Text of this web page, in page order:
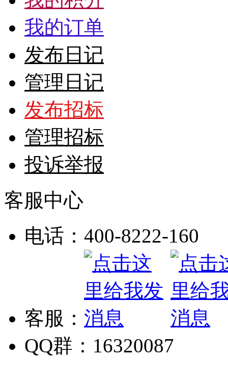
我的订单
发布日记
管理日记
发布招标
管理招标
投诉举报
客服中心
电话：400-8222-160
客服：
QQ群：16320087